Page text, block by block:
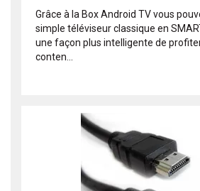
Grâce à la Box Android TV vous
simple téléviseur classique en
une façon plus intelligente de
conten...